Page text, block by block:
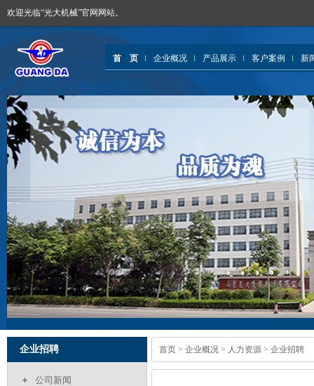
欢迎光临“光大机械”官网网站。
首 页 企业概况 产品展示 客户案例 新
企业招聘
公司新闻
首页 > 企业概况 > 人力资源 > 企业招聘